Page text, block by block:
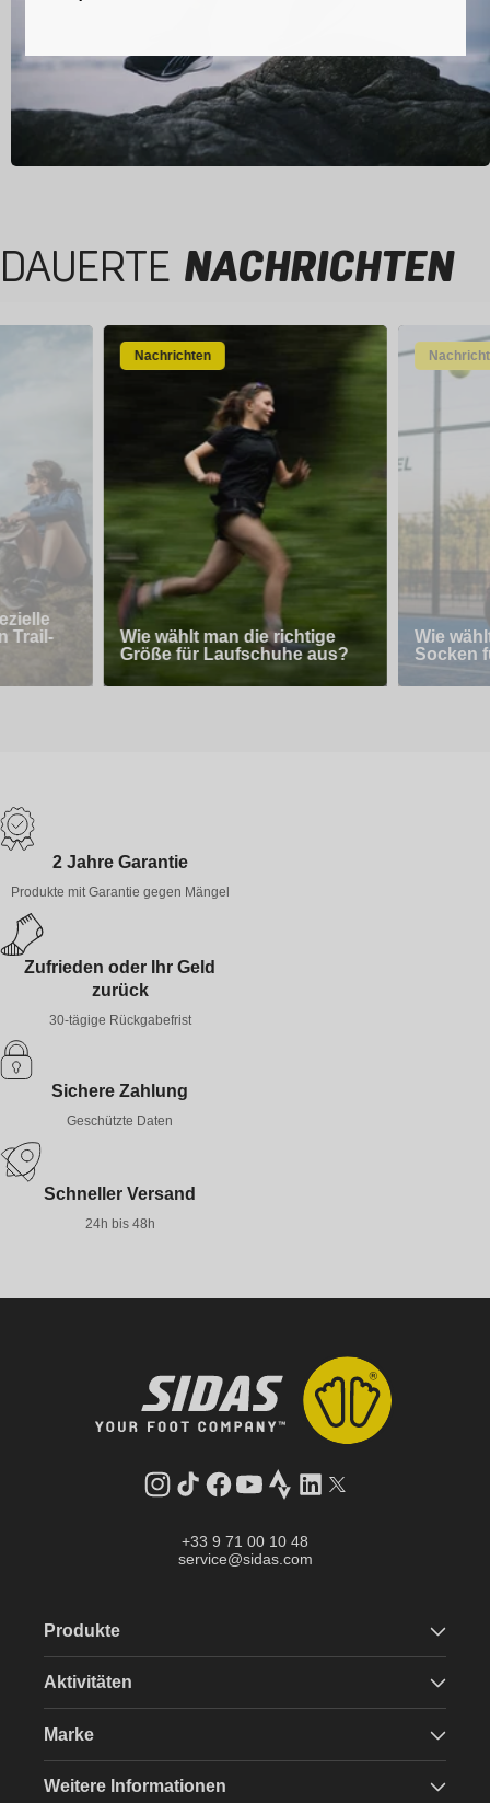
DAUERTE NACHRICHTEN
Trail-
Nachrichten
Wie wählt man die richtige
Größe für Laufschuhe aus?
Wie
Socken
2 Jahre Garantie
Produkte mit Garantie gegen Mängel
Zufrieden oder Ihr Geld
zurück
30-tägige Rückgabefrist
Sichere Zahlung
Geschützte Daten
Schneller Versand
24h bis 48h
Instagram
TikTokFacebook
YouTube
StravaLinkedInTwitter
+33 9 71 00 10 48
service@sidas.com
Produkte
Aktivitäten
Marke
Weitere Informationen